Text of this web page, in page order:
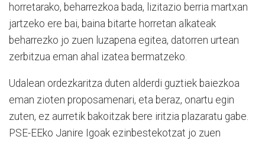
horretarako, beharrezkoa bada, lizitazio berria martxan
jartzeko ere bai, baina bitarte horretan alkateak
beharrezko jo zuen luzapena egitea, datorren urtean
zerbitzua eman ahal izatea bermatzeko.
Udalean ordezkaritza duten alderdi guztiek baiezkoa
eman zioten proposamenari, eta beraz, onartu egin
zuten, ez aurretik bakoitzak bere iritzia plazaratu gabe.
PSE-EEko Janire Igoak ezinbestekotzat jo zuen